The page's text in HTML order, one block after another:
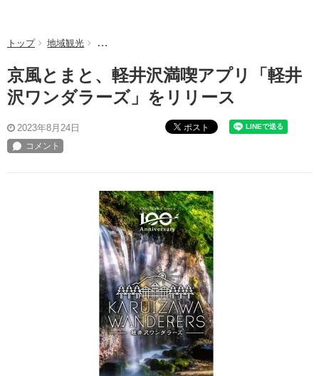
トップ 地域観光 京風とまと、軽井沢満喫アプリ「軽井沢ワンダラー
京風とまと、軽井沢満喫アプリ「軽井
沢ワンダラーズ」をリリース
2023年8月24日 ポスト